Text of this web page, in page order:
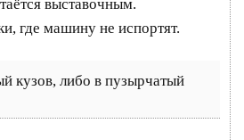
выставочным.
где машину не испортят.
кузов, либо в пузырчатый